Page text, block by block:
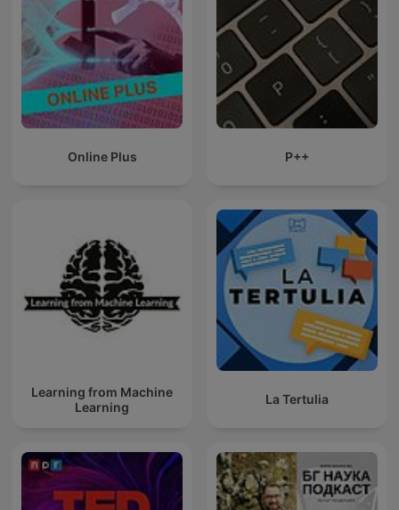
Online Plus P++
Learning from Machine
Learning
La Tertulia